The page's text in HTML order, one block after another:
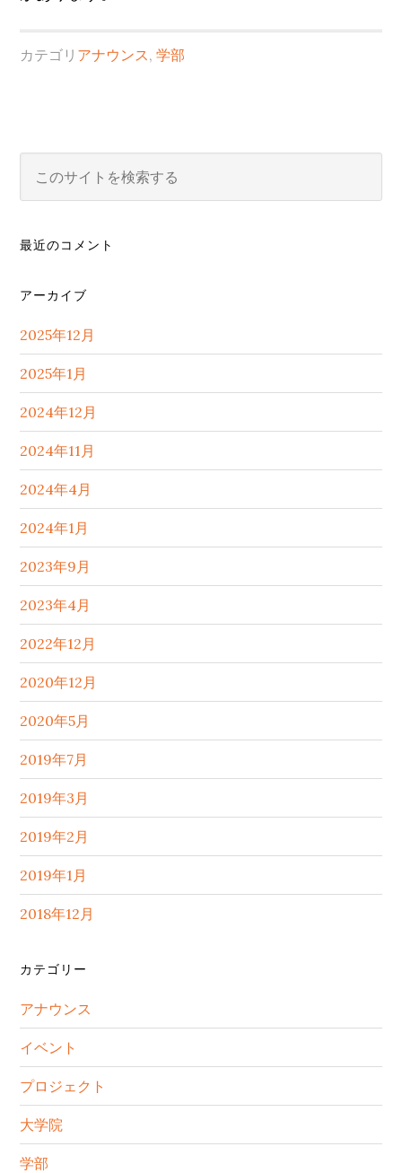
カテゴリ アナウンス,学部
最
初
の
サ
イ
ド
バ
ー
ト
検
索
す
る
最近のコメント
アーカイブ
2025年12月
2025年1月
2024年12月
2024年11月
2024年4月
2024年1月
2023年9月
2023年4月
2022年12月
2020年12月
2020年5月
2019年7月
2019年3月
2019年2月
2019年1月
2018年12月
カテゴリー
アナウンス
イベント
プロジェクト
大学院
学部